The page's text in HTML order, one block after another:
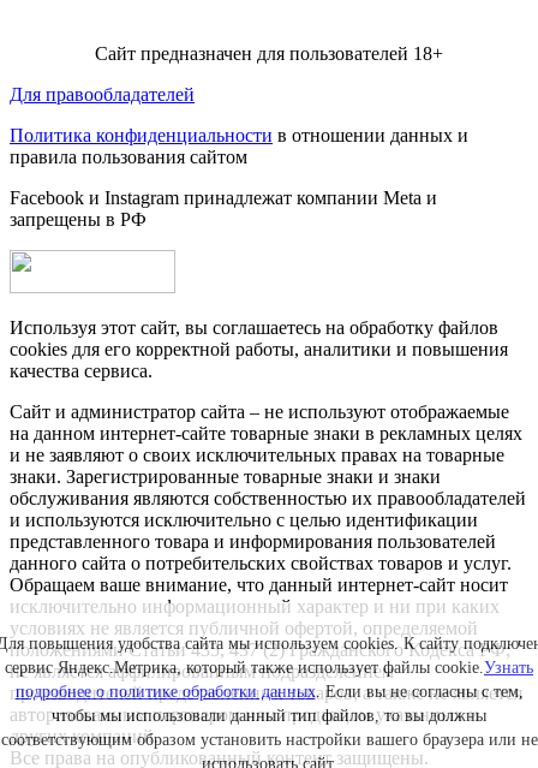
Сайт предназначен для пользователей 18+
Для правообладателей
Политика конфиденциальности в отношении данных и
правила пользования сайтом
Facebook и Instagram принадлежат компании Metа и
запрещены в РФ
Используя этот сайт, вы соглашаетесь на обработку файлов
cookies для его корректной работы, аналитики и повышения
качества сервиса.
Сайт и администратор сайта – не используют отображаемые
на данном интернет-сайте товарные знаки в рекламных целях
и не заявляют о своих исключительных правах на товарные
знаки. Зарегистрированные товарные знаки и знаки
обслуживания являются собственностью их правообладателей
и используются исключительно с целью идентификации
представленного товара и информирования пользователей
данного сайта о потребительских свойствах товаров и услуг.
Обращаем ваше внимание, что данный интернет-сайт носит
исключительно информационный характер и ни при каких
условиях не является публичной офертой, определяемой
положениями Статьи 435, 437 (2) Гражданского Кодекса РФ;
не является аффилированным подразделением
производителей представленных товаров, а также не является
авторизованным партнером или продавцом указанных и
других компаний.
Все права на опубликованный контент защищены.
повышения удобства сайта мы используем cookies. К сайту
сервис Яндекс.Метрика, который также использует файлы cookie.Узнать
подробнее о политике обработки данных. Если вы не согласны с тем,
чтобы мы использовали данный тип файлов, то вы должны
соответствующим образом установить настройки вашего браузера или не
использовать сайт.